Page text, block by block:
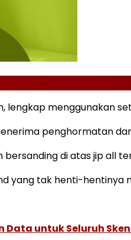
lengkap menggunakan
penghormatan
di atas jip all
yang tak henti-hentinya
Data untuk Seluruh